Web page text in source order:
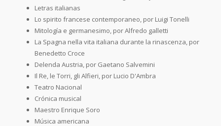
Letras italianas
Lo spirito francese contemporaneo, por Luigi Tonelli
Mitología e germanesimo, por Alfredo galletti
La Spagna nella vita italiana durante la rinascenza, por
Benedetto Croce
Delenda Austria, por Gaetano Salvemini
Il Re, le Torri, gli Alfieri, por Lucio D'Ambra
Teatro Nacional
Crónica musical
Maestro Enrique Soro
Música americana